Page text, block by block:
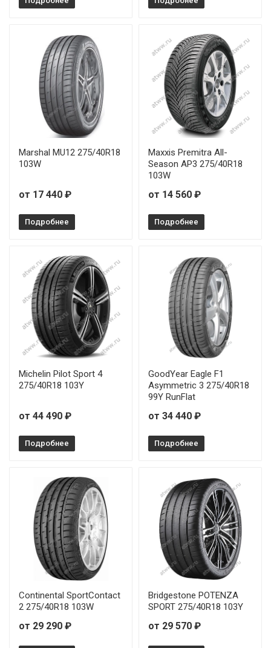
Marshal MU12 275/40R18
103W
от 17 440 ₽
Подробнее
Maxxis Premitra All-
Season AP3 275/40R18
103W
от 14 560 ₽
Подробнее
Michelin Pilot Sport 4
275/40R18 103Y
от 44 490 ₽
Подробнее
GoodYear Eagle F1
Asymmetric 3 275/40R18
99Y RunFlat
от 34 440 ₽
Подробнее
Continental SportContact
2 275/40R18 103W
от 29 290 ₽
Bridgestone POTENZA
SPORT 275/40R18 103Y
от 29 570 ₽